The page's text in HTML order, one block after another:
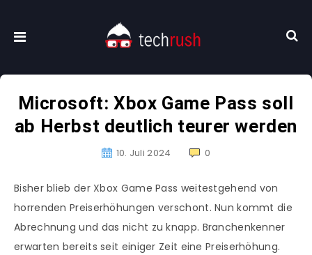
Microsoft: Xbox Game Pass soll
ab Herbst deutlich teurer werden
10. Juli 2024 0
Bisher blieb der Xbox Game Pass weitestgehend von
horrenden Preiserhöhungen verschont. Nun kommt die
Abrechnung und das nicht zu knapp. Branchenkenner
erwarten bereits seit einiger Zeit eine Preiserhöhung.